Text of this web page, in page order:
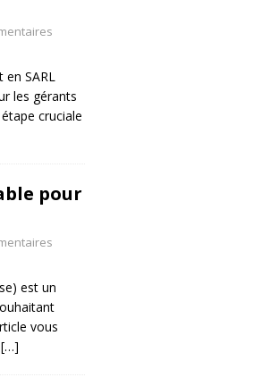
en SARL
les gérants
cruciale
pour
est un
vous
[…]